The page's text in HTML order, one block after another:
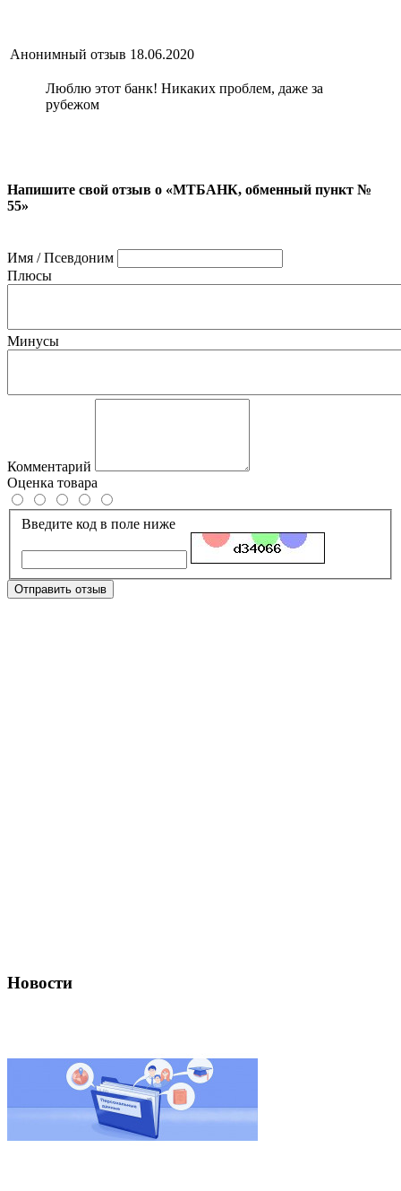
Анонимный отзыв 18.06.2020
Люблю этот банк! Никаких проблем, даже за
рубежом
Напишите свой отзыв о «МТБАНК, обменный пункт №
55»
Имя / Псевдоним
Плюсы
Минусы
Комментарий
Оценка товара
Введите код в поле ниже
Отправить отзыв
Новости